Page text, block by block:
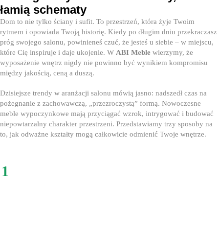
łamią schematy
Dom to nie tylko ściany i sufit. To przestrzeń, która żyje Twoim
rytmem i opowiada Twoją historię. Kiedy po długim dniu przekraczasz
próg swojego salonu, powinieneś czuć, że jesteś u siebie – w miejscu,
które Cię inspiruje i daje ukojenie. W ABI Meble wierzymy, że
wyposażenie wnętrz nigdy nie powinno być wynikiem kompromisu
między jakością, ceną a duszą.
Dzisiejsze trendy w aranżacji salonu mówią jasno: nadszedł czas na
pożegnanie z zachowawczą, „przezroczystą” formą. Nowoczesne
meble wypoczynkowe mają przyciągać wzrok, intrygować i budować
niepowtarzalny charakter przestrzeni. Przedstawiamy trzy sposoby na
to, jak odważne kształty mogą całkowicie odmienić Twoje wnętrze.
1